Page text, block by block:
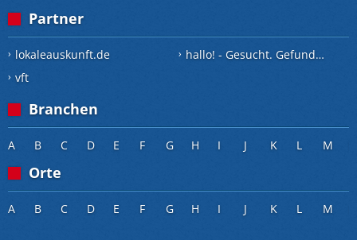
Partner
lokaleauskunft.de hallo! - Gesucht. Gefunden.
vft
Branchen
A B C D E F G H I J K L M
Orte
A B C D E F G H I J K L M